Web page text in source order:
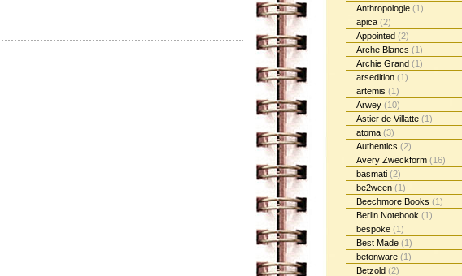
Anthropologie (1)
apica (2)
Appointed (2)
Arche Blancs (1)
Archie Grand (1)
arsedition (1)
artemis (1)
Arwey (10)
Astier de Villatte (1)
atoma (3)
Authentics (2)
Avery Zweckform (16)
basmati (2)
be2ween (1)
Beechmore Books (1)
Berlin Notebook (1)
bespoke (1)
Best Made (1)
betonware (1)
Betzold (2)